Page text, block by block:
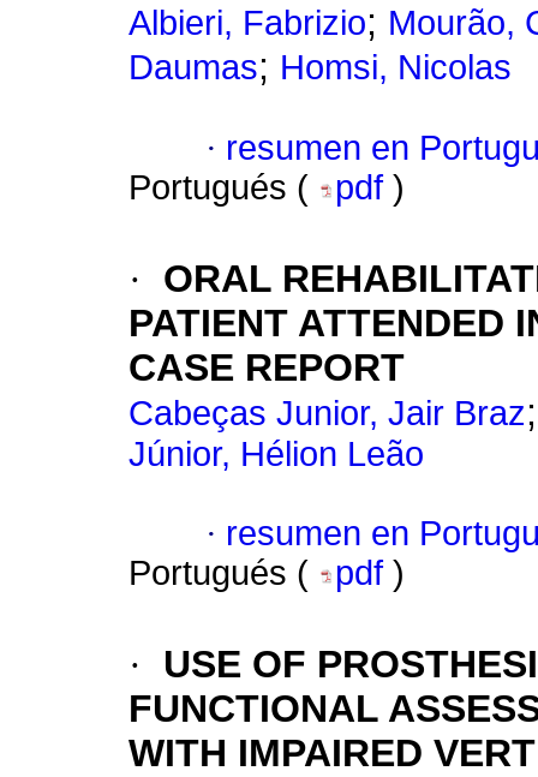
Albieri, Fabrizio; Mourão,
Daumas; Homsi, Nicolas
· resumen en
Portugués (
pdf )
·
ORAL
PATIENT ATTENDED
CASE REPORT
Cabeças Junior, Jair Braz
Júnior, Hélion Leão
· resumen en
Portugués (
pdf )
·
USE OF
FUNCTIONAL
WITH IMPAIRED